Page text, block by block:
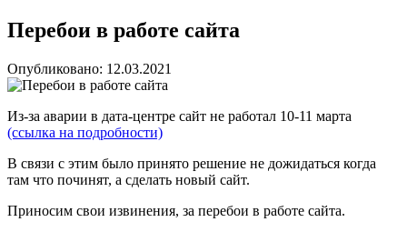
Перебои в работе сайта
Опубликовано: 12.03.2021
Из-за аварии в дата-центре сайт не работал 10-11 марта
(ссылка на подробности)
В связи с этим было принято решение не дожидаться когда
там что починят, а сделать новый сайт.
Приносим свои извинения, за перебои в работе сайта.